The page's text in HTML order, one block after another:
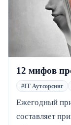
12 мифов
#IT Аутсорсинг
Ежегодный
составляет